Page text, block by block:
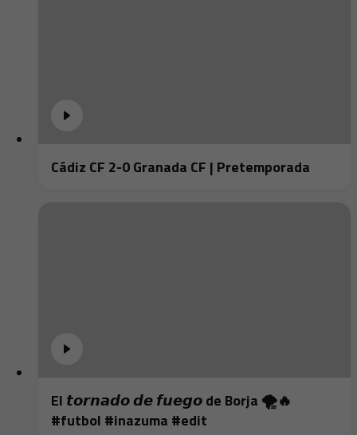
Cádiz CF 2-0 Granada CF | Pretemporada
El 𝙩𝙤𝙧𝙣𝙖𝙙𝙤 𝙙𝙚 𝙛𝙪𝙚𝙜𝙤 de Borja 🌪️🔥
#futbol #inazuma #edit